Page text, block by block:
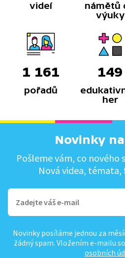
videí
námětů
výuky
1 161
pořadů
149
her
Novinky
Pošleme vám, co nového
Nová videa, témata,
Novinky posíláme jednou za
žádný spam. Vložením e-mailu
osobních